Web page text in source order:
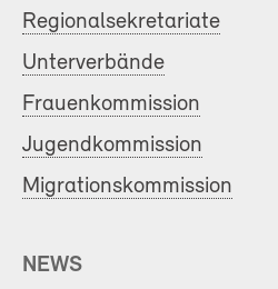
Regionalsekretariate
Unterverbände
Frauenkommission
Jugendkommission
Migrationskommission
NEWS